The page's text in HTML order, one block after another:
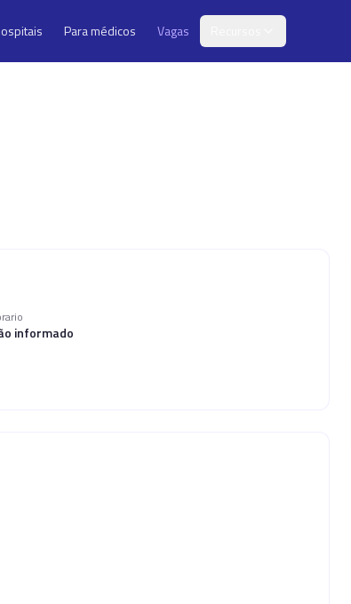
Para médicos Vagas
informado